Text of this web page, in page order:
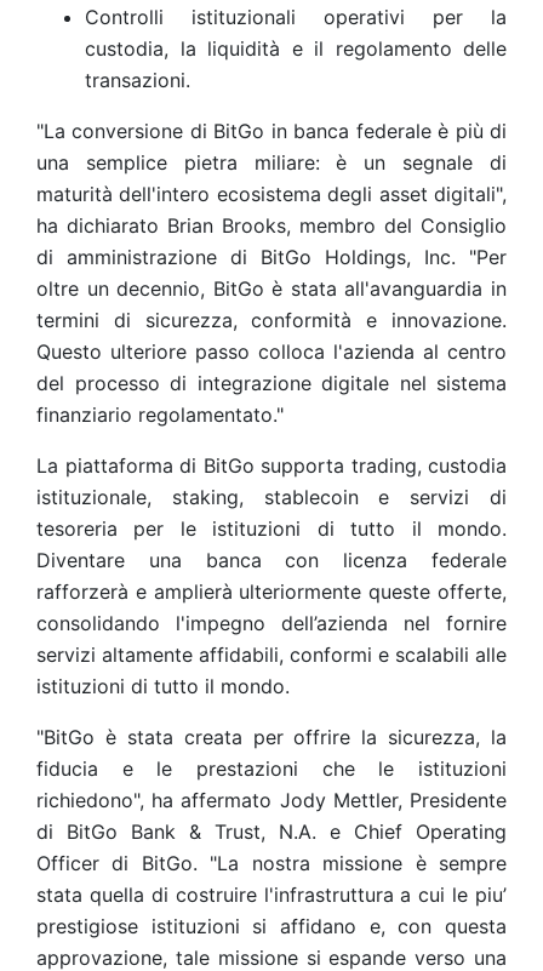
Controlli istituzionali operativi per la
custodia, la liquidità e il regolamento delle
transazioni.
"La conversione di BitGo in banca federale è più di
una semplice pietra miliare: è un segnale di
maturità dell'intero ecosistema degli asset digitali",
ha dichiarato Brian Brooks, membro del Consiglio
di amministrazione di BitGo Holdings, Inc. "Per
oltre un decennio, BitGo è stata all'avanguardia in
termini di sicurezza, conformità e innovazione.
Questo ulteriore passo colloca l'azienda al centro
del processo di integrazione digitale nel sistema
finanziario regolamentato."
La piattaforma di BitGo supporta trading, custodia
istituzionale, staking, stablecoin e servizi di
tesoreria per le istituzioni di tutto il mondo.
Diventare una banca con licenza federale
rafforzerà e amplierà ulteriormente queste offerte,
consolidando l'impegno dell’azienda nel fornire
servizi altamente affidabili, conformi e scalabili alle
istituzioni di tutto il mondo.
"BitGo è stata creata per offrire la sicurezza, la
fiducia e le prestazioni che le istituzioni
richiedono", ha affermato Jody Mettler, Presidente
di BitGo Bank & Trust, N.A. e Chief Operating
Officer di BitGo. "La nostra missione è sempre
stata quella di costruire l'infrastruttura a cui le piu’
prestigiose istituzioni si affidano e, con questa
approvazione, tale missione si espande verso una